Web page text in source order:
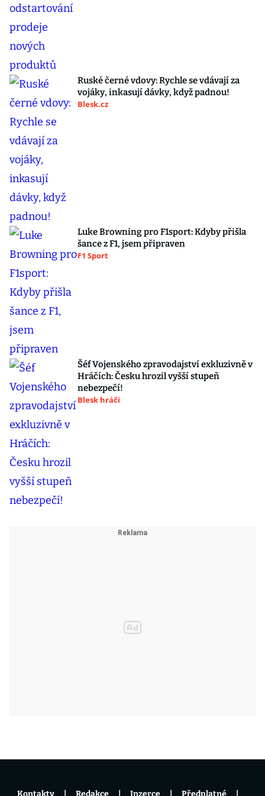
Ruské černé vdovy: Rychle se vdávají za
vojáky, inkasují dávky, když padnou!
Blesk.cz
Luke Browning pro F1sport: Kdyby přišla
šance z F1, jsem připraven
F1 Sport
Šéf Vojenského zpravodajství exkluzivně v
Hráčích: Česku hrozil vyšší stupeň
nebezpečí!
Blesk hráči